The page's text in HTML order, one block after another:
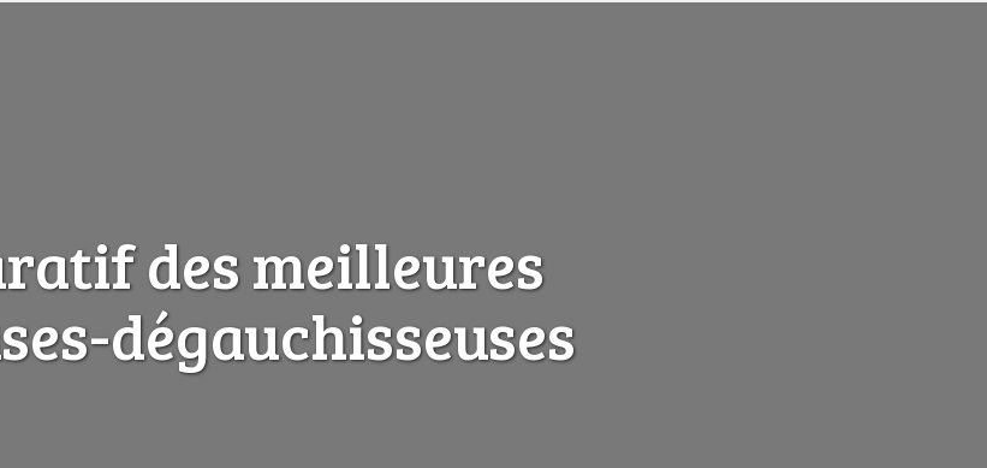
des meilleures
dégauchisseuses